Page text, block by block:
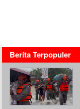
Berita Terpopuler